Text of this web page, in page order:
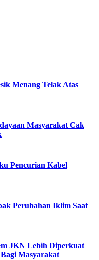
Menang Telak Atas
Masyarakat Cak
Pencurian Kabel
Perubahan Iklim Saat
JKN Lebih Diperkuat
Masyarakat